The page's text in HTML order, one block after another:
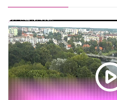
Bezpieczny Powiat Chodzieski
Własnymi ścieżkami
17:00
Informacje
17:15
Na szczęście piątek
17:30
Ze starych taśm
18:30